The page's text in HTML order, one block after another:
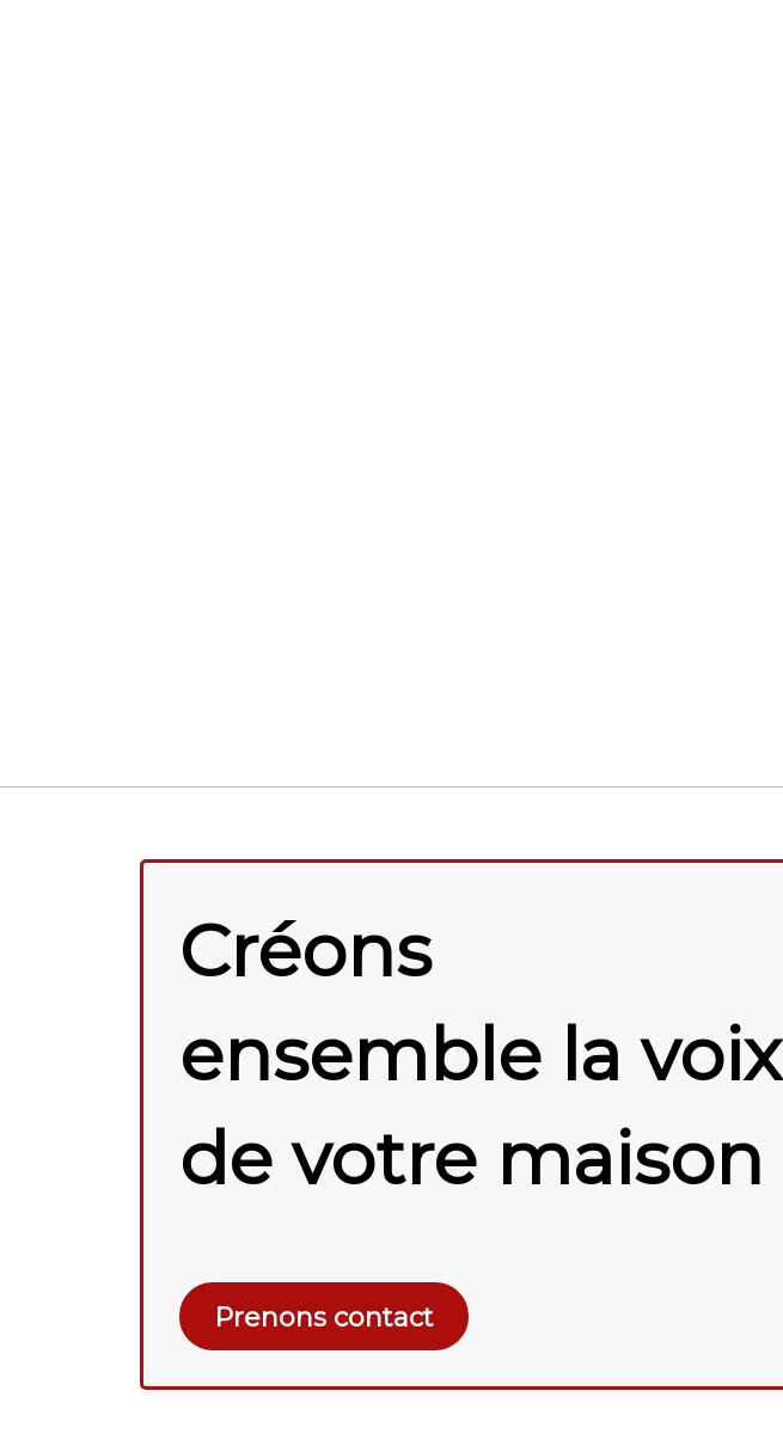
Créons
ensemble la voix
de votre maison
Prenons contact